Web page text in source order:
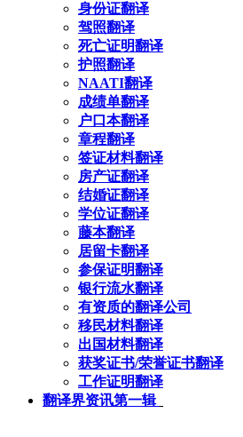
身份证翻译
驾照翻译
死亡证明翻译
护照翻译
NAATI翻译
成绩单翻译
户口本翻译
章程翻译
签证材料翻译
房产证翻译
结婚证翻译
学位证翻译
藤本翻译
居留卡翻译
参保证明翻译
银行流水翻译
有资质的翻译公司
移民材料翻译
出国材料翻译
获奖证书/荣誉证书翻译
工作证明翻译
翻译界资讯第一辑